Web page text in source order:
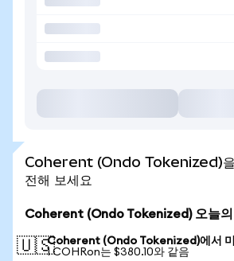
Coherent (Ondo Tokenized)을
전해 보세요
Coherent (Ondo Tokenized) 오늘의
🇺🇸Coherent (Ondo Tokenized)에서 미
1 COHRon는 $380.10와 같음